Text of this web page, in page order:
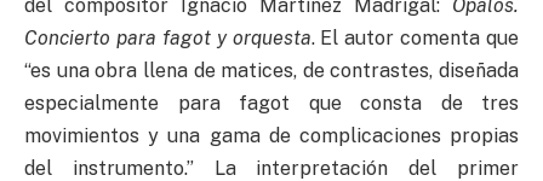
del compositor Ignacio Martínez Madrigal: Ópalos.
Concierto para fagot y orquesta. El autor comenta que
“es una obra llena de matices, de contrastes, diseñada
especialmente para fagot que consta de tres
movimientos y una gama de complicaciones propias
del instrumento.” La interpretación del primer